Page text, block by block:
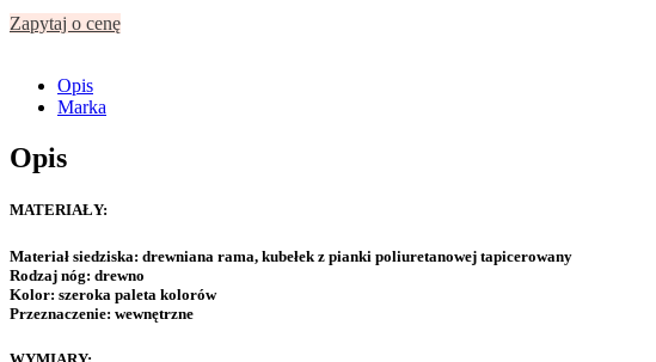
Zapytaj o cenę
Opis
Marka
Opis
MATERIAŁY:
Materiał siedziska: drewniana rama, kubełek z pianki poliuretanowej tapicerowany
Rodzaj nóg: drewno
Kolor: szeroka paleta kolorów
Przeznaczenie: wewnętrzne